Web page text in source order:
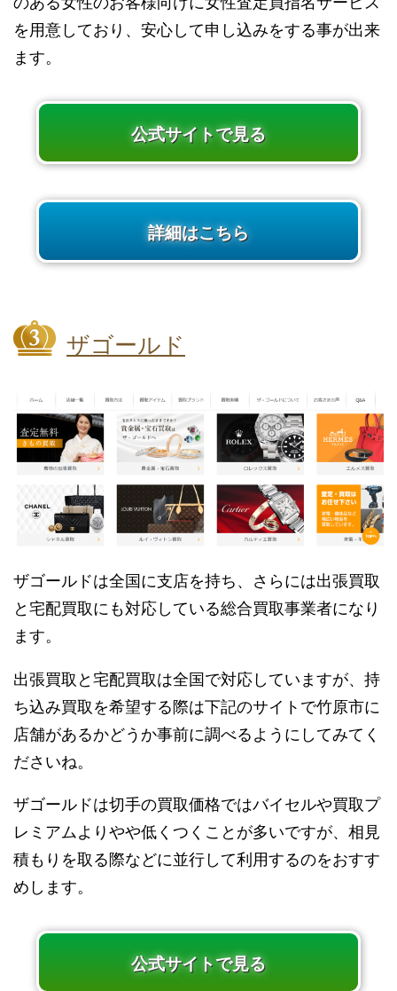
を用意しており、安心して申し込みをする事が出来
ます。
公式サイトで見る
詳細はこちら
ザゴールド
ザゴールドは全国に支店を持ち、さらには出張買取
と宅配買取にも対応している総合買取事業者になり
ます。
出張買取と宅配買取は全国で対応していますが、持
ち込み買取を希望する際は下記のサイトで竹原市に
店舗があるかどうか事前に調べるようにしてみてく
ださいね。
ザゴールドは切手の買取価格ではバイセルや買取プ
レミアムよりやや低くつくことが多いですが、相見
積もりを取る際などに並行して利用するのをおすす
めします。
公式サイトで見る